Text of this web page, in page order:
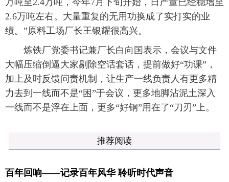
万吨至2.4万吨，今年7月下旬开始，日产量已经稳增至
2.6万吨左右。大量重复的无用功换成了实打实的业
绩。”原料工场厂长王银耀很高兴。
炼铁厂党委书记兼厂长白向国表示，会议与文件
大幅压缩倒逼大家剔除空话套话，提前做好“功课”，
加上及时反馈问责机制，让生产一线负责人有更多精
力去到一线而不是“困”于会议，更多地脚沾泥土深入
一线而不是浮在上面，更多“好钢”用在了“刀刃”上。
推荐阅读
百年回响——记录百年风华 聆听时代声音